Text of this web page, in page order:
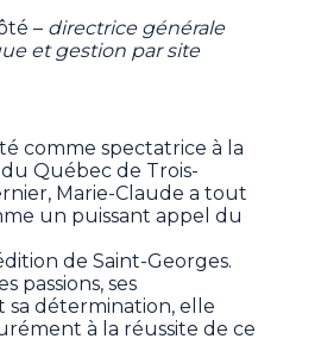
– directrice générale
et gestion par site
comme spectatrice à la
Québec de Trois-
Marie-Claude a tout
un puissant appel du
de Saint-Georges.
passions, ses
sa détermination, elle
à la réussite de ce